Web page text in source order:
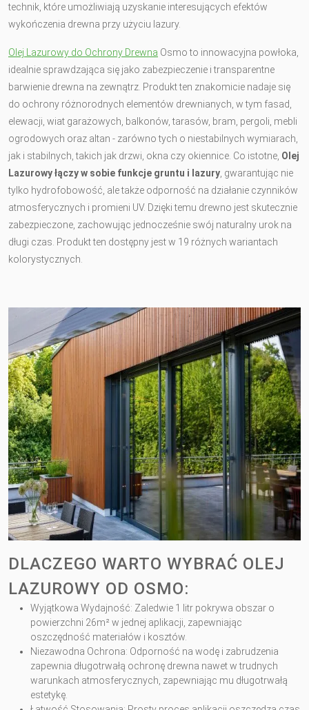
technik, które umożliwiają uzyskanie interesujących efektów
wykończenia drewna przy użyciu lazury.
Olej Lazurowy do Ochrony Drewna Osmo to innowacyjna powłoka,
idealnie sprawdzająca się jako zabezpieczenie i transparentne
barwienie drewna na zewnątrz. Produkt ten znakomicie nadaje się
do ochrony różnorodnych elementów drewnianych, w tym fasad,
elewacji, wiat garażowych, balkonów, tarasów, bram, pergoli, mebli
ogrodowych oraz altan - zarówno tych o niestabilnych wymiarach,
jak i stabilnych, takich jak drzwi, okna czy okiennice. Co istotne, Olej
Lazurowy łączy w sobie funkcje gruntu i lazury , gwarantując nie
tylko hydrofobowość, ale także odporność na działanie czynników
atmosferycznych i promieni UV. Dzięki temu drewno jest skutecznie
zabezpieczone, zachowując jednocześnie swój naturalny urok na
długi czas. Produkt ten dostępny jest w 19 różnych wariantach
kolorystycznych.
DLACZEGO WARTO WYBRAĆ OLEJ
LAZUROWY OD OSMO:
Wyjątkowa Wydajność: Zaledwie 1 litr pokrywa obszar o
powierzchni 26m² w jednej aplikacji, zapewniając
oszczędność materiałów i kosztów.
Niezawodna Ochrona: Odporność na wodę i zabrudzenia
zapewnia długotrwałą ochronę drewna nawet w trudnych
warunkach atmosferycznych, zapewniając mu długotrwałą
estetykę.